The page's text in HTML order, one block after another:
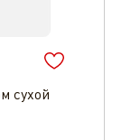
сухой